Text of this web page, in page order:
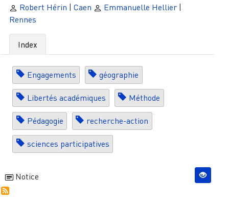
Robert Hérin Caen Emmanuelle Hellier|
Rennes
Index
Engagements géographie
Libertés académiques Méthode
Pédagogie recherche-action
sciences participatives
Notice